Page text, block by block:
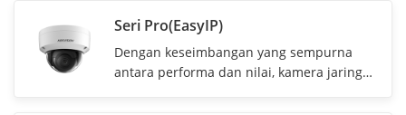
Seri Pro(EasyIP)
Dengan keseimbangan yang sempurna
antara performa dan nilai, kamera jaringan